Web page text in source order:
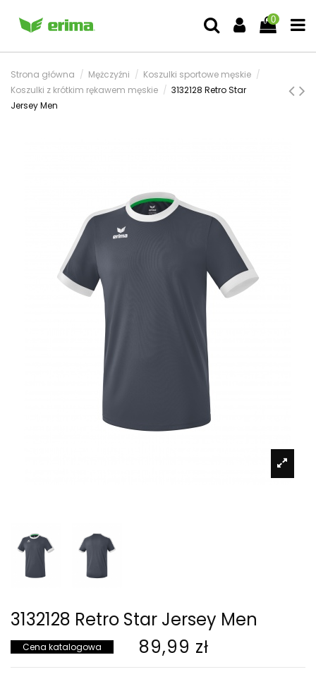
0
Strona główna Mężczyźni
Koszulki sportowe męskie
Koszulki z krótkim rękawem męskie
3132128 Retro Star
Jersey Men
3132128 Retro Star Jersey Men
Cena katalogowa 89,99 zł